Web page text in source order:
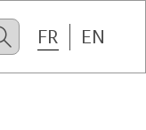
FR EN